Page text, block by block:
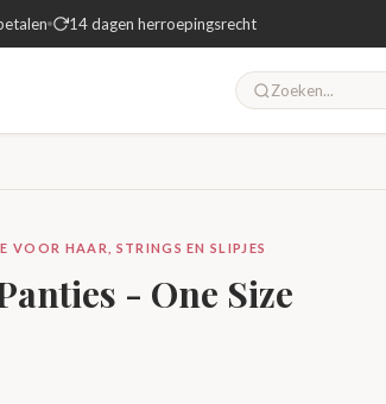
14 dagen herroepingsrecht
VOOR HAAR, STRINGS EN SLIPJES
- One Size